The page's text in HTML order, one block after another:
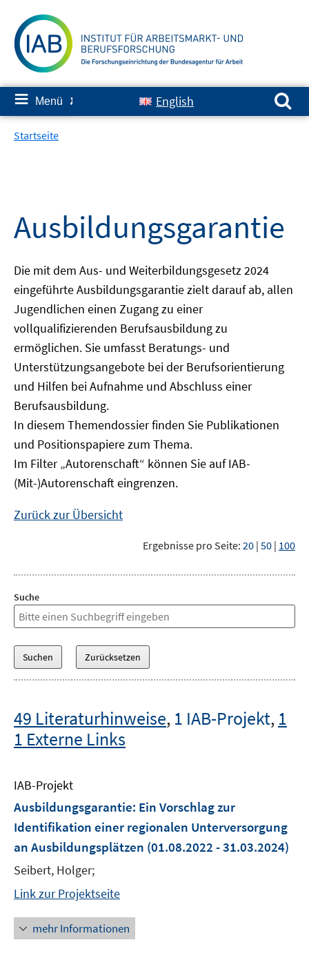
zum
Inhalt
≡ Menü ✘ English
Suchen nach:
Startseite
Ausbildungsgarantie
Die mit dem Aus- und Weiterbildungsgesetz 2024
eingeführte Ausbildungsgarantie zielt darauf ab, allen
Jugendlichen einen Zugang zu einer
vollqualifizierenden Berufsausbildung zu
ermöglichen. Sie umfasst Beratungs- und
Unterstützungsangebote bei der Berufsorientierung
und Hilfen bei Aufnahme und Abschluss einer
Berufsausbildung.
In diesem Themendossier finden Sie Publikationen
und Positionspapiere zum Thema.
Im Filter „Autorenschaft“ können Sie auf IAB-
(Mit-)Autorenschaft eingrenzen.
Zurück zur Übersicht
Ergebnisse pro Seite: 20 | 50 | 100
Suche
49 Literaturhinweise, 1 IAB-Projekt, 1
1 Externe Links
IAB-Projekt
Ausbildungsgarantie: Ein Vorschlag zur
Identifikation einer regionalen Unterversorgung
an Ausbildungsplätzen (01.08.2022 - 31.03.2024)
Seibert, Holger;
Link zur Projektseite
mehr Informationen